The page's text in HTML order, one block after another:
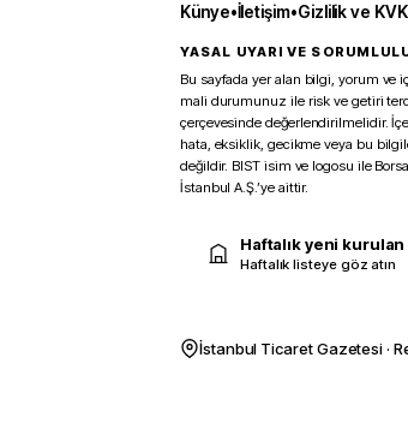
Künye•İletişim•Gizlilik ve
YASAL UYARI VE
Bu sayfada yer alan bilgi, yorum ve
mali durumunuz ile risk ve getiri
çerçevesinde değerlendirilmelidir.
hata, eksiklik, gecikme veya bu
değildir. BIST isim ve logosu ile
İstanbul A.Ş.’ye aittir.
Haftalık yeni
Haftalık listeye göz atın
İstanbul Ticaret Gazetesi ·